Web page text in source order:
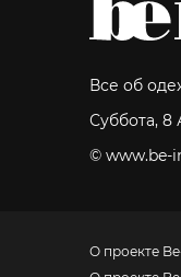
Все об
Суббота, 8
© www.be-
О проекте